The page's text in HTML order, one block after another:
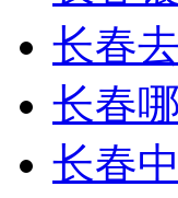
长春
长春
长春